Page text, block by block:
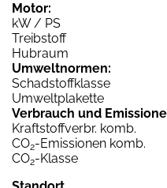
Motor:
kW / PS
Treibstoff
Hubraum
Umweltnormen:
Schadstoffklasse
Umweltplakette
Verbrauch und
Kraftstoffverbr. komb.
CO2-Emissionen komb.
CO2-Klasse